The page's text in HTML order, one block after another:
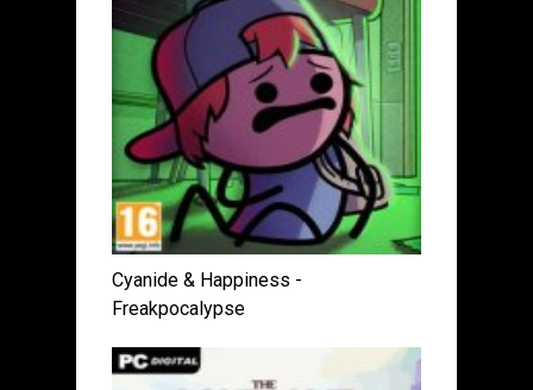
Cyanide & Happiness -
Freakpocalypse